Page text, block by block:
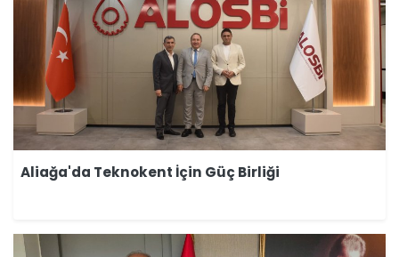
Aliağa'da Teknokent İçin Güç Birliği